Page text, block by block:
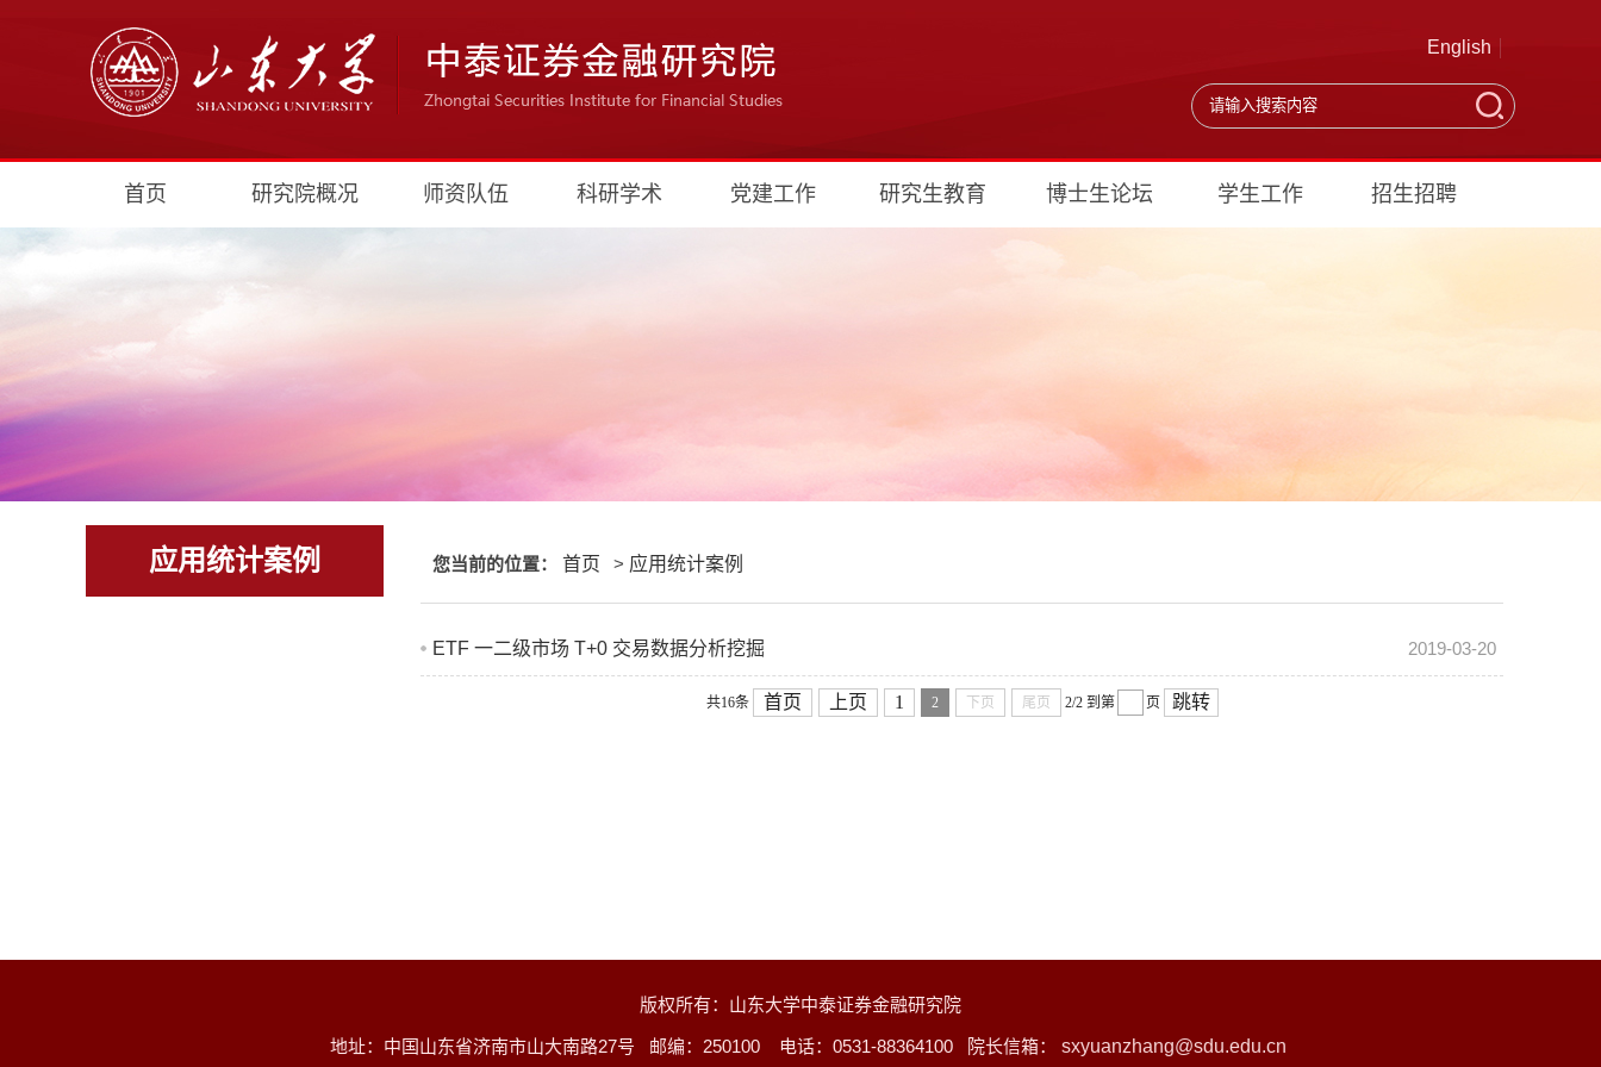
English
首页 研究院概况 师资队伍 科研学术 党建工作 研究生教育 博士生论坛 学生工作 招生招聘
应用统计案例 您当前的位置： 首页 > 应用统计案例
ETF 一二级市场 T+0 交易数据分析挖掘 2019-03-20
共16条 首页 上页 1 2 下页 尾页 2/2 到第 页 跳转
版权所有：山东大学中泰证券金融研究院
地址：中国山东省济南市山大南路27号 邮编：250100 电话：0531-88364100 院长信箱： sxyuanzhang@sdu.edu.cn